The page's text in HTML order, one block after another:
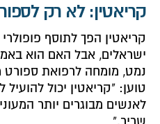
קריאטין: לא רק
קריאטין הפך לתוסף
ישראלים, אבל האם הוא
נמט, מומחה לרפואת ספורט
טוען: "קריאטין יכול
לאנשים מבוגרים יותר